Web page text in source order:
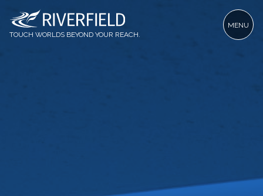
TOUCH WORLDS BEYOND YOUR REACH.
MENU